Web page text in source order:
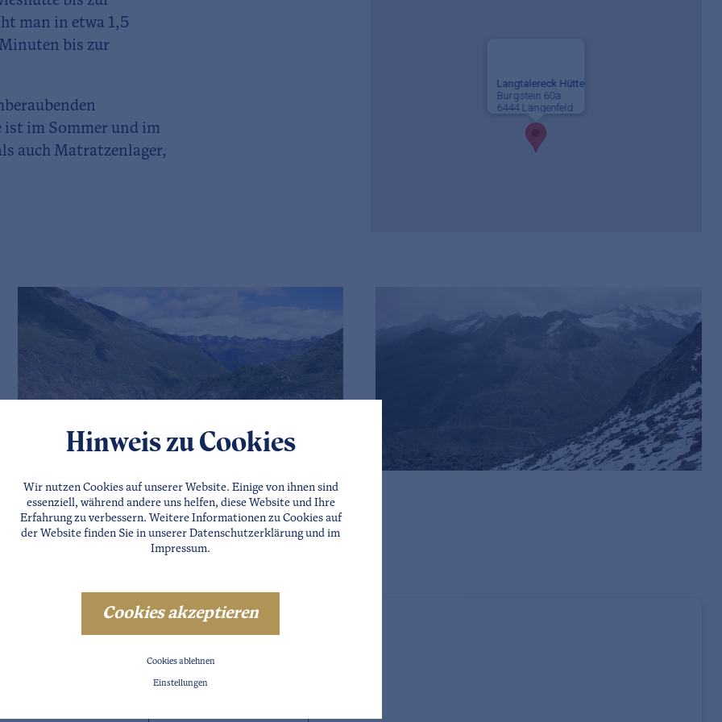
man in etwa 1,5
bis zur
ist im Sommer und im
auch Matratzenlager,
Langtalereck Hütte
Burgstein 60a
6444 Längenfeld
Hinweis zu Cookies
Wir nutzen Cookies auf unserer Website. Einige von ihnen sind
essenziell, während andere uns helfen, diese Website und Ihre
Erfahrung zu verbessern. Weitere Informationen zu Cookies auf
der Website finden Sie in unserer Datenschutzerklärungund im
Impressum.
Cookies akzeptieren
Cookies ablehnen
Einstellungen